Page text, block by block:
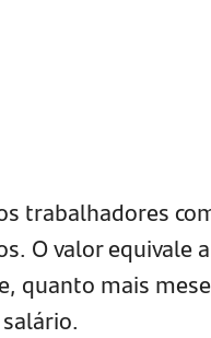
trabalhadores
O valor equivale a
quanto mais